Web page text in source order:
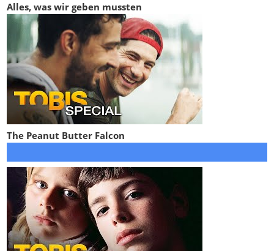
Alles, was wir geben mussten
The Peanut Butter Falcon